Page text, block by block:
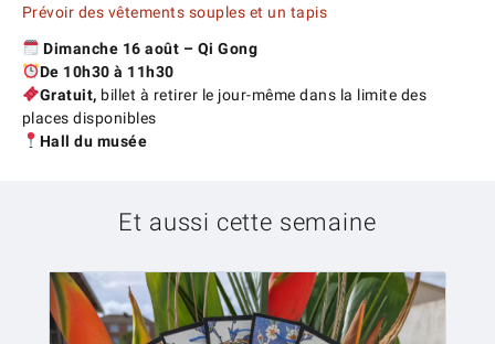
Prévoir des vêtements souples et un tapis
Dimanche 16 août – Qi Gong
De 10h30 à 11h30
Gratuit, billet à retirer le jour-même dans la limite des
places disponibles
Hall du musée
Et aussi cette semaine